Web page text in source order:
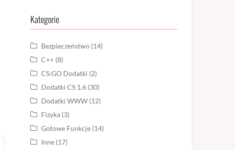
Kategorie
Bezpieczeństwo (14)
C++ (8)
CS:GO Dodatki (2)
Dodatki CS 1.6 (30)
Dodatki WWW (12)
Fizyka (3)
Gotowe Funkcje (14)
Inne (17)